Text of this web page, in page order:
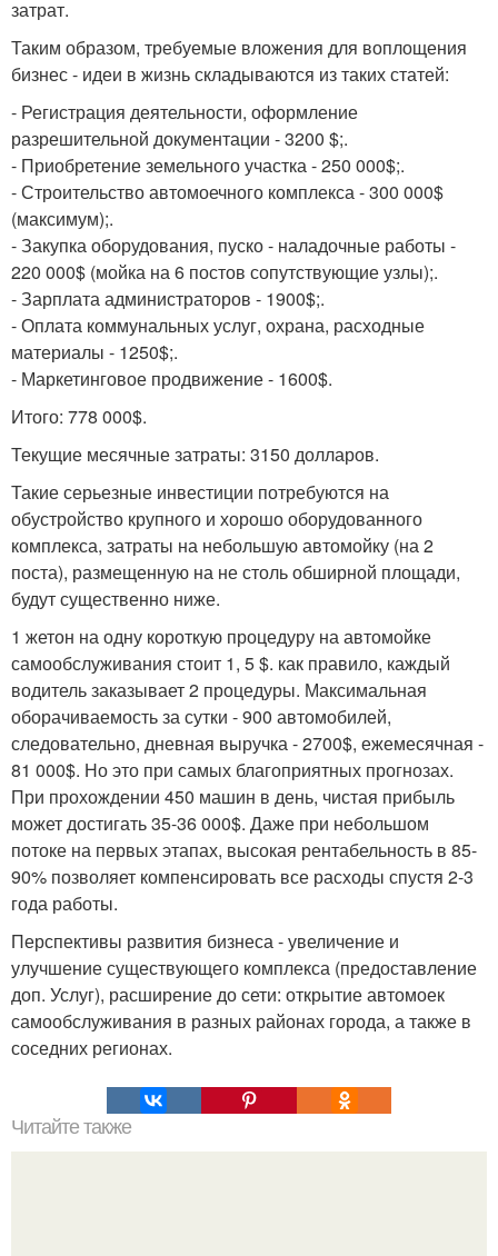
затрат.
Таким образом, требуемые вложения для воплощения
бизнес - идеи в жизнь складываются из таких статей:
- Регистрация деятельности, оформление
разрешительной документации - 3200 $;.
- Приобретение земельного участка - 250 000$;.
- Строительство автомоечного комплекса - 300 000$
(максимум);.
- Закупка оборудования, пуско - наладочные работы -
220 000$ (мойка на 6 постов сопутствующие узлы);.
- Зарплата администраторов - 1900$;.
- Оплата коммунальных услуг, охрана, расходные
материалы - 1250$;.
- Маркетинговое продвижение - 1600$.
Итого: 778 000$.
Текущие месячные затраты: 3150 долларов.
Такие серьезные инвестиции потребуются на
обустройство крупного и хорошо оборудованного
комплекса, затраты на небольшую автомойку (на 2
поста), размещенную на не столь обширной площади,
будут существенно ниже.
1 жетон на одну короткую процедуру на автомойке
самообслуживания стоит 1, 5 $. как правило, каждый
водитель заказывает 2 процедуры. Максимальная
оборачиваемость за сутки - 900 автомобилей,
следовательно, дневная выручка - 2700$, ежемесячная -
81 000$. Но это при самых благоприятных прогнозах.
При прохождении 450 машин в день, чистая прибыль
может достигать 35-36 000$. Даже при небольшом
потоке на первых этапах, высокая рентабельность в 85-
90% позволяет компенсировать все расходы спустя 2-3
года работы.
Перспективы развития бизнеса - увеличение и
улучшение существующего комплекса (предоставление
доп. Услуг), расширение до сети: открытие автомоек
самообслуживания в разных районах города, а также в
соседних регионах.
Читайте также